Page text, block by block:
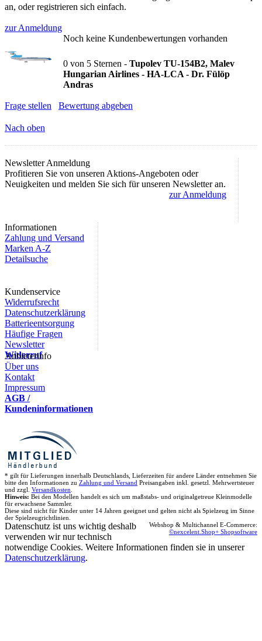
an, oder registrieren sich einfach.
zur Anmeldung
Noch keine Kundenbewertungen vorhanden
0 von 5 Sternen - Tupolev TU-154B2, Malev
Hungarian Airlines - HA-LCA - Dr. Fülöp
Andras
Frage stellen Bewertung abgeben
Nach oben
Newsletter Anmeldung
Profitieren Sie von unseren Aktions-Angeboten oder
Neuigkeiten und melden Sie sich für unseren Newsletter an.
zur Anmeldung
Informationen
Zahlung und Versand
Marken A-Z
Detailsuche
Kundenservice
Widerrufsrecht
Datenschutzerklärung
Batterieentsorgung
Häufige Fragen
Newsletter
Widerruf
Anbieterinfo
Über uns
Kontakt
Impressum
AGB /
Kundeninformationen
* gilt für Lieferungen innerhalb Deutschlands, Lieferzeiten für andere Länder entnehmen Sie
bitte den Informationen zu Zahlung und Versand Preisangaben inkl. gesetzl. Mehrwertsteuer
und zzgl. Versandkosten
Hinweis: Bei den Modellen handelt es sich um maßstabs- und originalgetreue Kleinmodelle
für erwachsene Sammler.
Diese sind nicht für Kinder unter 14 Jahren geeignet und gelten nicht als Spielzeug im Sinne
der Spielzeugrichtlinien.
Webshop & Multichannel E-Commerce:
©nexcelent.Shop+ Shopsoftware
Datenschutz ist uns wichtig deshalb
verwenden wir nur technisch
notwendige Cookies. Weitere Informationen finden sie in unserer
Datenschutzerklärung.